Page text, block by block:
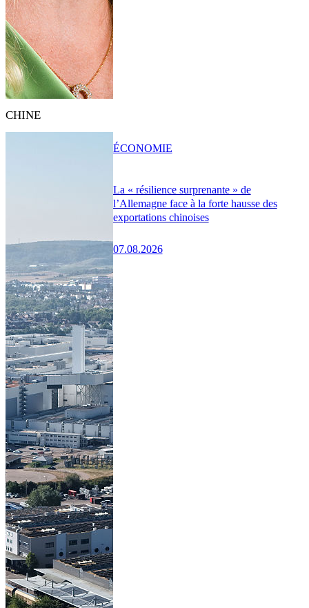
CHINE
La « résilience surprenante » de
l’Allemagne face à la forte hausse des
exportations chinoises
07.08.2026
ÉCONOMIE